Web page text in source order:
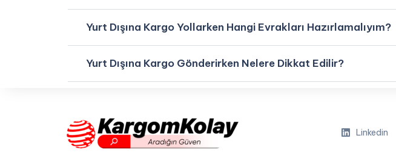
Yurt Dışına Kargo Yollarken Hangi Evrakları Hazırlamalıyım?
Yurt Dışına Kargo Gönderirken Nelere Dikkat Edilir?
Linkedin